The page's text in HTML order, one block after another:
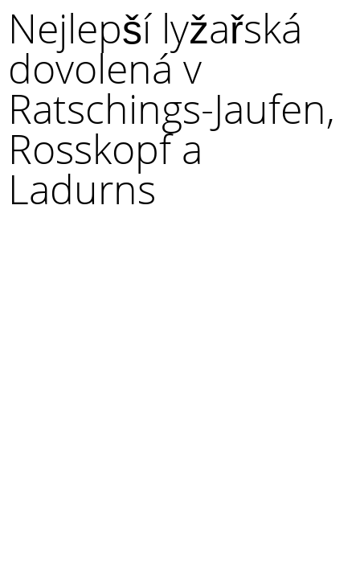
Nejlepší lyžařská
dovolená v
Ratschings-Jaufen,
Rosskopf a
Ladurns